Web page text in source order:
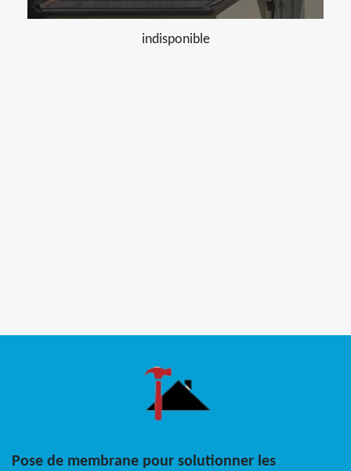
indisponible
Pose de membrane pour solutionner les